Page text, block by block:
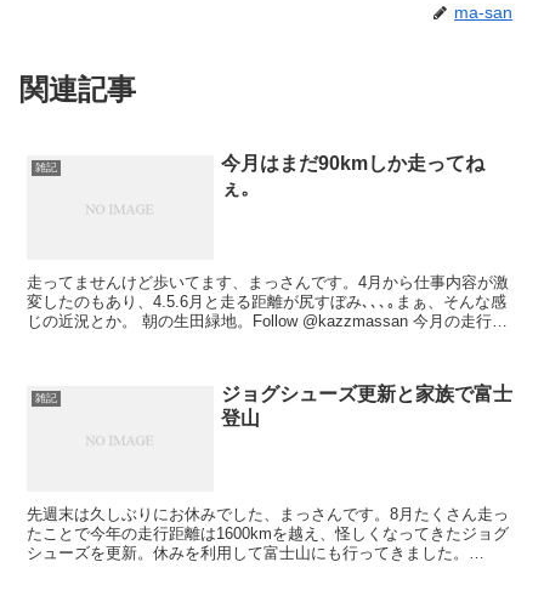
ma-san
関連記事
雑記
今月はまだ90kmしか走ってね
ぇ。
走ってませんけど歩いてます、まっさんです。4月から仕事内容が激
変したのもあり、4.5.6月と走る距離が尻すぼみ､､､｡まぁ、そんな感
じの近況とか。 朝の生田緑地。Follow @kazzmassan 今月の走行距
雑記
ジョグシューズ更新と家族で富士
登山
先週末は久しぶりにお休みでした、まっさんです。8月たくさん走っ
たことで今年の走行距離は1600kmを越え、怪しくなってきたジョグ
シューズを更新。休みを利用して富士山にも行ってきました。